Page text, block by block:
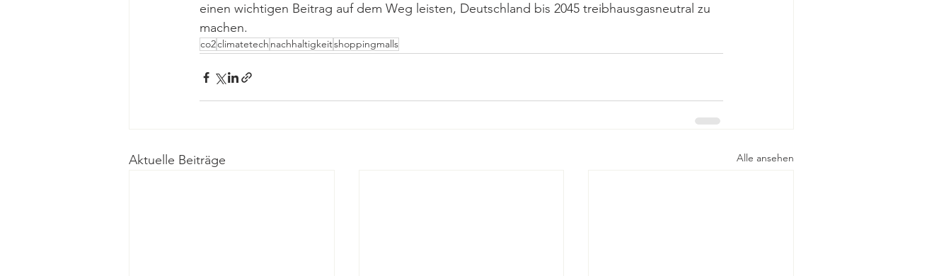
einen wichtigen Beitrag auf dem Weg leisten, Deutschland bis 2045 treibhausgasneutral zu
machen.
co2climatetech nachhaltigkeitshoppingmalls
Aktuelle Beiträge Alle ansehen